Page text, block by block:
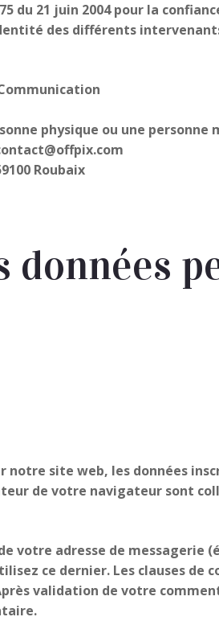
du 21 juin 2004 pour la
des différents
physique ou une personne
Roubaix
notre site web, les données
de votre navigateur sont
votre adresse de messagerie
ce dernier. Les clauses
validation de votre